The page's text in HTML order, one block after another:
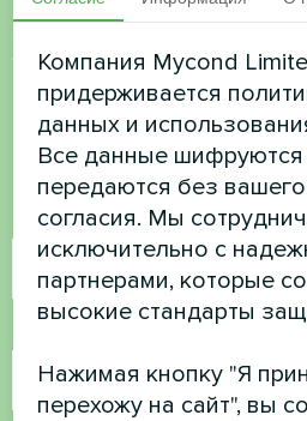
Хотите купить
есть вопросы?
Свяжитесь с нами, и
Имя
Компания Mycond
придерживается
данных и
Все данные шифруются
передаются без
согласия. Мы
исключительно с
партнерами, которые
высокие стандарты
Нажимая кнопку "Я
перехожу на сайт", вы